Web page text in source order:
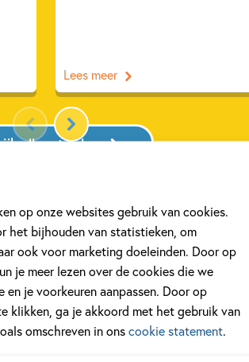
op onze websites gebruik van cookies.
het bijhouden van statistieken, om
ook voor marketing doeleinden. Door op
je meer lezen over de cookies die we
je voorkeuren aanpassen. Door op
klikken, ga je akkoord met het gebruik van
omschreven in onscookie statement
Lees meer
alle artikelen